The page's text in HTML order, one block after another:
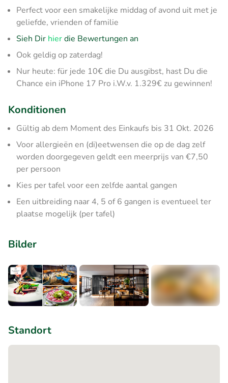
Perfect voor een smakelijke middag of avond uit met je
geliefde, vrienden of familie
Sieh Dir hierdie Bewertungen an
Ook geldig op zaterdag!
Nur heute: für jede 10€ die Du ausgibst, hast Du die
Chance ein iPhone 17 Pro i.W.v. 1.329€ zu gewinnen!
Konditionen
Gültig ab dem Moment des Einkaufs bis 31 Okt. 2026
Voor allergieën en (di)eetwensen die op de dag zelf
worden doorgegeven geldt een meerprijs van €7,50
per persoon
Kies per tafel voor een zelfde aantal gangen
Een uitbreiding naar 4, 5 of 6 gangen is eventueel ter
plaatse mogelijk (per tafel)
Bilder
Standort